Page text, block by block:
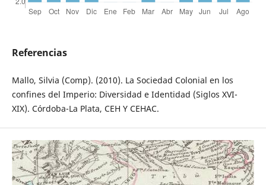
Referencias
Mallo, Silvia (Comp). (2010). La Sociedad Colonial en los
confines del Imperio: Diversidad e Identidad (Siglos XVI-
XIX). Córdoba-La Plata, CEH Y CEHAC.